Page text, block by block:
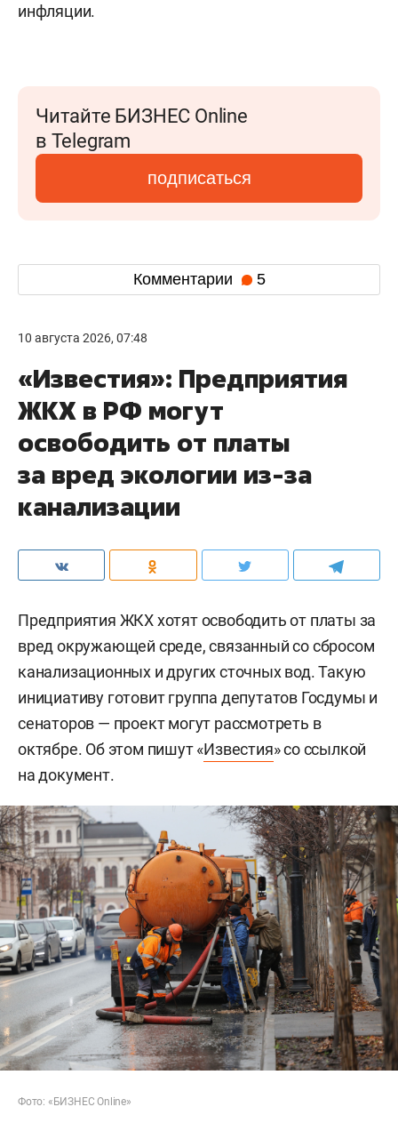
инфляции.
Читайте БИЗНЕС Online
в Telegram
подписаться
Комментарии 5
10 августа 2026, 07:48
«Известия»: Предприятия
ЖКХ в РФ могут
освободить от платы
за вред экологии из-за
канализации
Предприятия ЖКХ хотят освободить от платы за
вред окружающей среде, связанный со сбросом
канализационных и других сточных вод. Такую
инициативу готовит группа депутатов Госдумы и
сенаторов — проект могут рассмотреть в
октябре. Об этом пишут «Известия» со ссылкой
на документ.
Фото: «БИЗНЕС Online»